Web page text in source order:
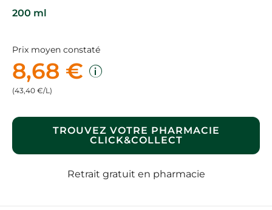
200 ml
Prix moyen constaté
8,68 €
(43,40 €/L)
TROUVEZ VOTRE PHARMACIE
CLICK&COLLECT
Retrait gratuit en pharmacie